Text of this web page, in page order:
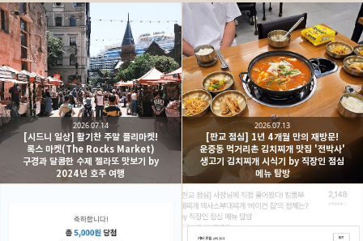
[시드니 일상] 활기찬 주말 플리마켓!
록스 마켓(The Rocks Market)
구경과 달콤한 수제 젤라또 맛보기 by
2024년 호주 여행
2026.07.14
[판교 점심] 1년 4개월 만의 재방문!
운중동 먹거리촌 김치찌개 맛집 '전박사'
생고기 김치찌개 시식기 by 직장인 점심
메뉴 탐방
2026.07.13